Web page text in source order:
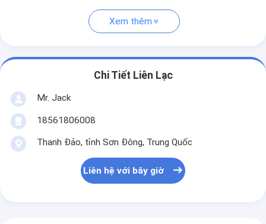
Xem thêm
Chi Tiết Liên Lạc
Mr. Jack
18561806008
Thanh Đảo, tỉnh Sơn Đông, Trung Quốc
Liên hệ với bây giờ